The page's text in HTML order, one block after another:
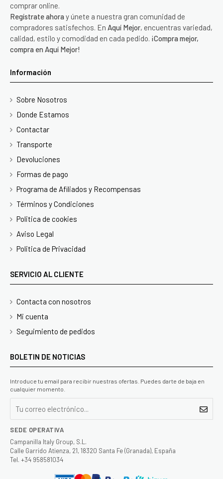
comprar online.
Regístrate ahora y únete a nuestra gran comunidad de
compradores satisfechos. En Aquí Mejor, encuentras variedad,
calidad, estilo y comodidad en cada pedido. ¡Compra mejor,
compra en Aquí Mejor!
Información
Sobre Nosotros
Donde Estamos
Contactar
Transporte
Devoluciones
Formas de pago
Programa de Afiliados y Recompensas
Términos y Condiciones
Politica de cookies
Aviso Legal
Politica de Privacidad
SERVICIO AL CLIENTE
Contacta con nosotros
Mi cuenta
Seguimiento de pedidos
BOLETIN DE NOTICIAS
Introduce tu email para recibir nuestras ofertas. Puedes darte de baja en
cualquier momento.
SEDE OPERATIVA
Campanilla Italy Group, S.L.
Calle Garrido Atienza, 21, 18320 Santa Fe (Granada), España
Tel. +34 958581034